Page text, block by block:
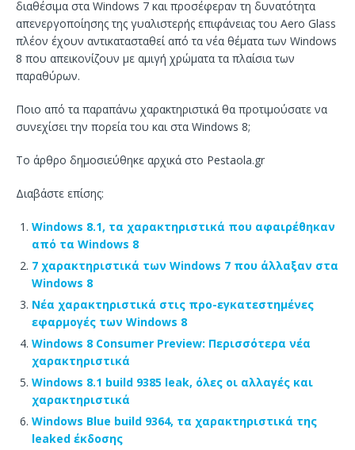
διαθέσιμα στα Windows 7 και προσέφεραν τη δυνατότητα
απενεργοποίησης της γυαλιστερής επιφάνειας του Aero Glass
πλέον έχουν αντικατασταθεί από τα νέα θέματα των Windows
8 που απεικονίζουν με αμιγή χρώματα τα πλαίσια των
παραθύρων.
Ποιο από τα παραπάνω χαρακτηριστικά θα προτιμούσατε να
συνεχίσει την πορεία του και στα Windows 8;
Το άρθρο δημοσιεύθηκε αρχικά στο Pestaola.gr
Διαβάστε επίσης:
Windows 8.1, τα χαρακτηριστικά που αφαιρέθηκαν
από τα Windows 8
7 χαρακτηριστικά των Windows 7 που άλλαξαν στα
Windows 8
Νέα χαρακτηριστικά στις προ-εγκατεστημένες
εφαρμογές των Windows 8
Windows 8 Consumer Preview: Περισσότερα νέα
χαρακτηριστικά
Windows 8.1 build 9385 leak, όλες οι αλλαγές και
χαρακτηριστικά
Windows Blue build 9364, τα χαρακτηριστικά της
leaked έκδοσης